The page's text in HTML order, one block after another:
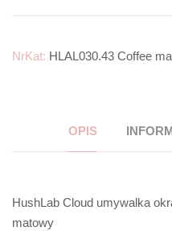
NrKat: HLAL030.43 Coffee
OPIS
HushLab Cloud umywalka
matowy